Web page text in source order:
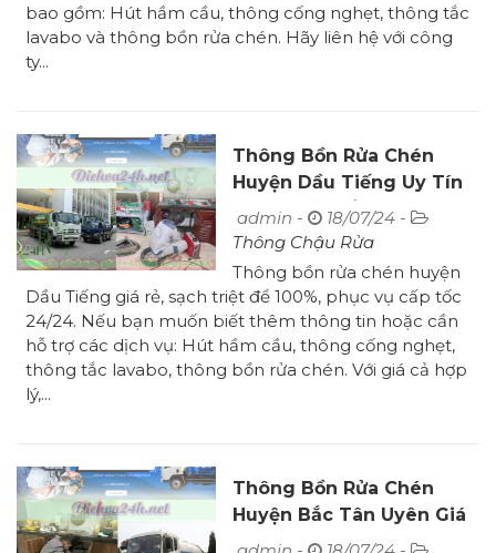
bao gồm: Hút hầm cầu, thông cống nghẹt, thông tắc
lavabo và thông bồn rửa chén. Hãy liên hệ với công
ty...
Thông Bồn Rửa Chén
Huyện Dầu Tiếng Uy Tín
Hiệu Quả 24/24
admin -
18/07/24 -
Thông Chậu Rửa
Thông bồn rửa chén huyện
Dầu Tiếng giá rẻ, sạch triệt để 100%, phục vụ cấp tốc
24/24. Nếu bạn muốn biết thêm thông tin hoặc cần
hỗ trợ các dịch vụ: Hút hầm cầu, thông cống nghẹt,
thông tắc lavabo, thông bồn rửa chén. Với giá cả hợp
lý,...
Thông Bồn Rửa Chén
Huyện Bắc Tân Uyên Giá
Rẻ Sạch 100%